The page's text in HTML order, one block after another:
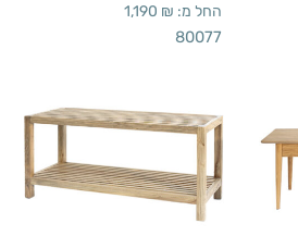
החל מ: 1,190 ₪
80077